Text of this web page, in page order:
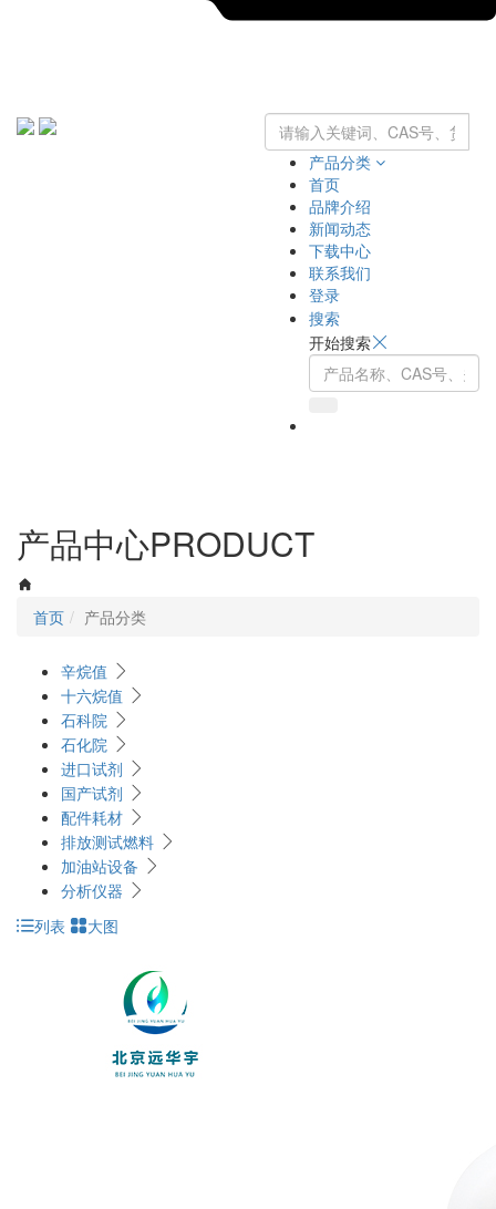
产品分类
首页
品牌介绍
新闻动态
下载中心
联系我们
登录
搜索
开始搜索
产品中心PRODUCT
首页 产品分类
辛烷值
十六烷值
石科院
石化院
进口试剂
国产试剂
配件耗材
排放测试燃料
加油站设备
分析仪器
列表
大图